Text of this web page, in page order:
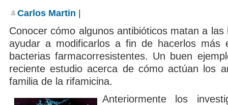
Carlos Martin
Conocer cómo algunos antibióticos matan a las
ayudar a modificarlos a fin de hacerlos más
bacterias farmacorresistentes. Un buen
reciente estudio acerca de cómo actúan los
familia de la rifamicina.
Anteriormente los